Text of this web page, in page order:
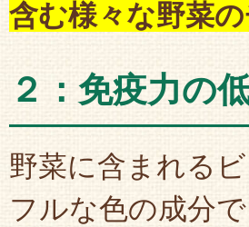
含む様々な野菜
２：免疫力の
野菜に含まれる
フルな色の成分